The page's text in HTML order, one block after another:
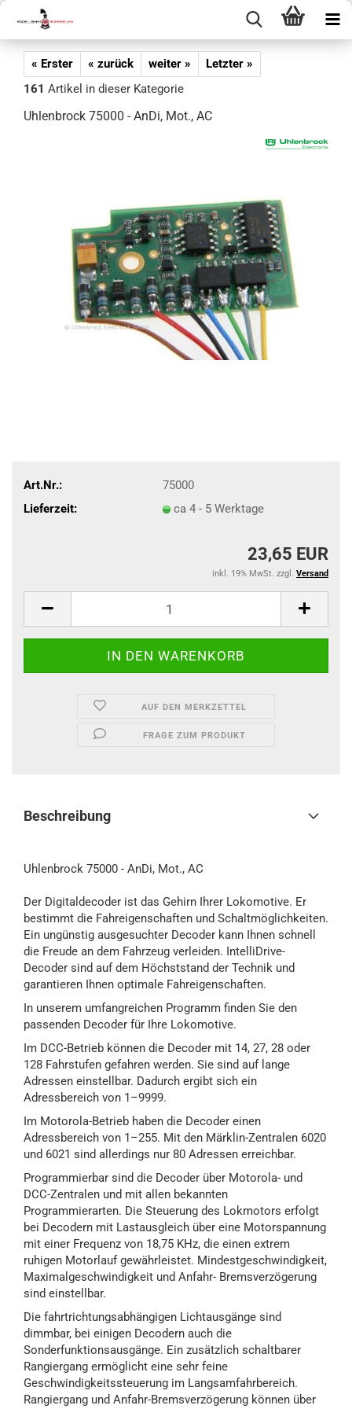
« Erster « zurück weiter »
Letzter »
161 Artikel in dieser Kategorie
Uhlenbrock 75000 - AnDi, Mot., AC
Art.Nr.:
75000
Lieferzeit:
ca 4 - 5 Werktage
23,65 EUR
inkl. 19% MwSt. zzgl. Versand
AUF DEN MERKZETTEL
FRAGE ZUM PRODUKT
Beschreibung
Uhlenbrock 75000 - AnDi, Mot., AC
Der Digitaldecoder ist das Gehirn Ihrer Lokomotive. Er
bestimmt die Fahreigenschaften und Schaltmöglichkeiten.
Ein ungünstig ausgesuchter Decoder kann Ihnen schnell
die Freude an dem Fahrzeug verleiden. IntelliDrive-
Decoder sind auf dem Höchststand der Technik und
garantieren Ihnen optimale Fahreigenschaften.
In unserem umfangreichen Programm finden Sie den
passenden Decoder für Ihre Lokomotive.
Im DCC-Betrieb können die Decoder mit 14, 27, 28 oder
128 Fahrstufen gefahren werden. Sie sind auf lange
Adressen einstellbar. Dadurch ergibt sich ein
Adressbereich von 1–9999.
Im Motorola-Betrieb haben die Decoder einen
Adressbereich von 1–255. Mit den Märklin-Zentralen 6020
und 6021 sind allerdings nur 80 Adressen erreichbar.
Programmierbar sind die Decoder über Motorola- und
DCC-Zentralen und mit allen bekannten
Programmierarten. Die Steuerung des Lokmotors erfolgt
bei Decodern mit Lastausgleich über eine Motorspannung
mit einer Frequenz von 18,75 KHz, die einen extrem
ruhigen Motorlauf gewährleistet. Mindestgeschwindigkeit,
Maximalgeschwindigkeit und Anfahr- Bremsverzögerung
sind einstellbar.
Die fahrtrichtungsabhängigen Lichtausgänge sind
dimmbar, bei einigen Decodern auch die
Sonderfunktionsausgänge. Ein zusätzlich schaltbarer
Rangiergang ermöglicht eine sehr feine
Geschwindigkeitssteuerung im Langsamfahrbereich.
Rangiergang und Anfahr-Bremsverzögerung können über